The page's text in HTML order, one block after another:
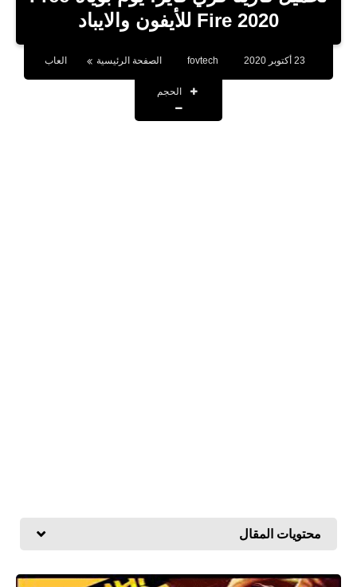
بلوجر
Fire 2020 للأيفون والايباد
fovtech الصفحة الرئيسية العاب
الحجم
محتويات المقال